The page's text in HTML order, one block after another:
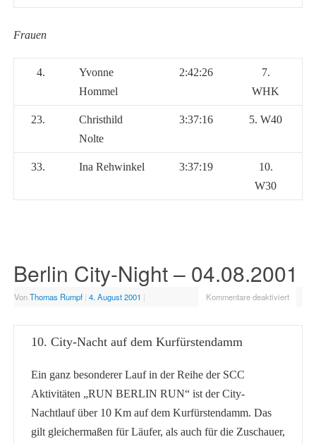
Frauen
4.
Yvonne
Hommel
2:42:26
7.
WHK
23.
Christhild
Nolte
3:37:16 5. W40
33. Ina Rehwinkel 3:37:19
10.
W30
Berlin City-Night – 04.08.2001
VonThomas Rumpf | 4. August 2001 | Kommentare deaktiviert
10. City-Nacht auf dem Kurfürstendamm
Ein ganz besonderer Lauf in der Reihe der SCC
Aktivitäten „RUN BERLIN RUN“ ist der City-
Nachtlauf über 10 Km auf dem Kurfürstendamm. Das
gilt gleichermaßen für Läufer, als auch für die Zuschauer,